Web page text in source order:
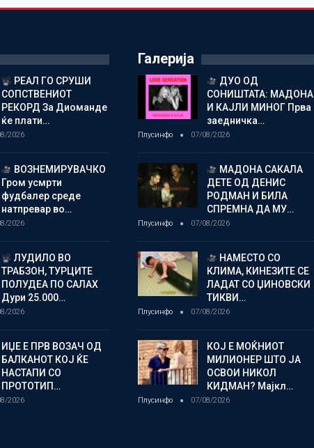
РЕАЛ ГО СРУШИ
СОПСТВЕНИОТ
РЕКОРД За Диоманде
ќе плати…
2026
ВОЗНЕМИРУВАЧКО
Гром усмрти
фудбалер среде
натпревар во…
2026
ЛУДИЛО ВО
ТРАБЗОН, ТУРЦИТЕ
ПОЛУДЕА ПО САЛАХ
Дури 25.000…
2026
ИЏЕ Е ПРВ ВОЗАЧ ОД
БАЛКАНОТ КОЈ ЌЕ
НАСТАПИ СО
ПРОТОТИП…
2026
Галерија
ДУО ОД
СОНИШТАТА: МАДОНА
И КАЈЛИ МИНОГ Прва
заедничка…
Плусинфо 07/08/2026
МАДОНА САКАЛА
ДЕТЕ ОД ДЕНИС
РОДМАН И БИЛА
СПРЕМНА ДА МУ…
Плусинфо 07/08/2026
НАМЕСТО СО
КЛИМА, КИНЕЗИТЕ СЕ
ЛАДАТ СО ЏИНОВСКИ
ТИКВИ…
Плусинфо 07/08/2026
КОЈ Е МОЌНИОТ
МИЛИОНЕР ШТО ЈА
ОСВОИ НИКОЛ
КИДМАН? Мајкл…
Плусинфо 07/08/2026